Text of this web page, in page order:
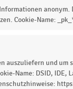
Cookie-Name:
auszuliefern und
Name: DSID, IDE,